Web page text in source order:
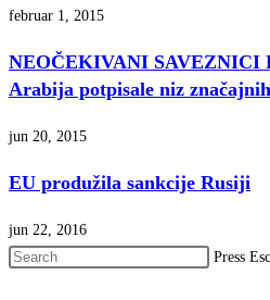
februar 1, 2015
NEOČEKIVANI SAVEZNICI
Arabija potpisale niz
jun 20, 2015
EU produžila sankcije Rusiji
jun 22, 2016
Press